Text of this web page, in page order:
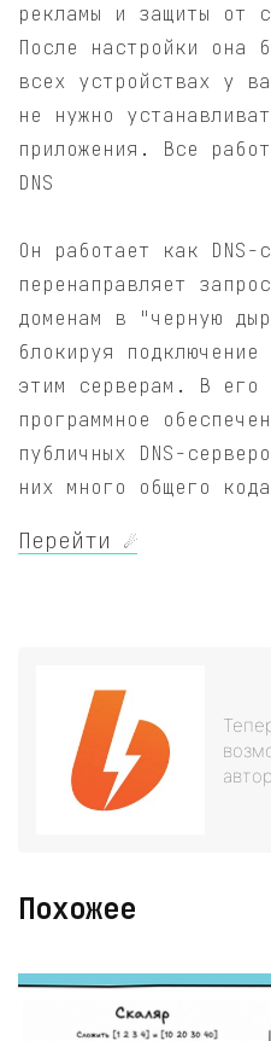
рекламы и защиты от
После настройки она
всех устройствах у
не нужно
приложения. Все
DNS
Он работает как DNS-
перенаправляет
доменам в "черную
блокируя
этим серверам. В его
программное
публичных DNS-
них много общего
Перейти ☄️
Похожее